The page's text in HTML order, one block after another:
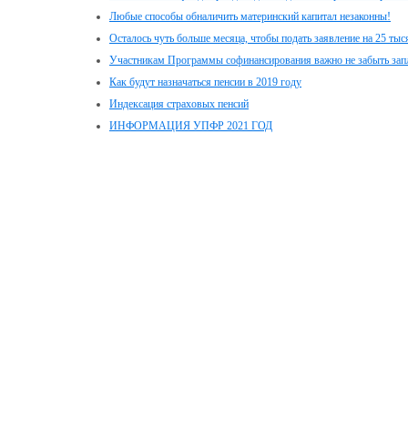
Любые способы обналичить материнский капитал незаконны!
Осталось чуть больше месяца, чтобы подать заявление на 25
Участникам Программы софинансирования важно не забыть
Как будут назначаться пенсии в 2019 году
Индексация страховых пенсий
ИНФОРМАЦИЯ УПФР 2021 ГОД